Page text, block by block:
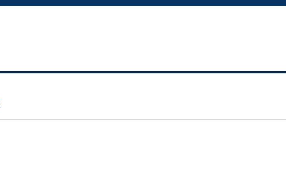
平日 9:00〜18:00